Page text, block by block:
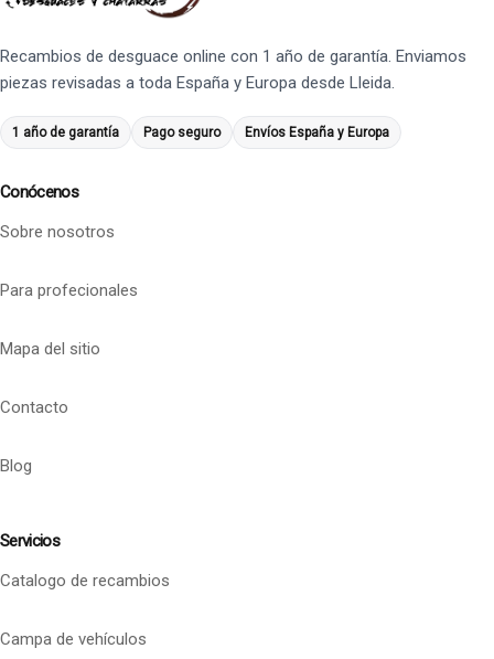
Recambios de desguace online con 1 año de garantía. Enviamos
piezas revisadas a toda España y Europa desde Lleida.
1 año de garantía Pago seguro Envíos España y Europa
Conócenos
Sobre nosotros
Para profecionales
Mapa del sitio
Contacto
Blog
Servicios
Catalogo de recambios
Campa de vehículos